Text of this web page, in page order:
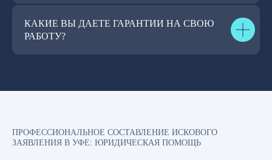
КАКИЕ ВЫ ДАЕТЕ ГАРАНТИИ НА СВОЮ
РАБОТУ?
ПРОФЕССИОНАЛЬНОЕ СОСТАВЛЕНИЕ ИСКОВОГО
ЗАЯВЛЕНИЯ В УФЕ: ЮРИДИЧЕСКАЯ ПОМОЩЬ